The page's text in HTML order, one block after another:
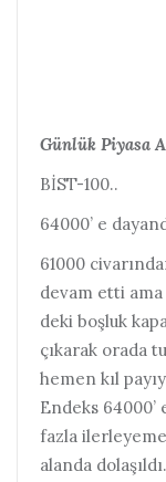
Günlük Piyasa
BİST-100..
64000’ e
61000
devam etti ama
deki boşluk
çıkarak orada
hemen kıl
Endeks 64000’
fazla
alanda